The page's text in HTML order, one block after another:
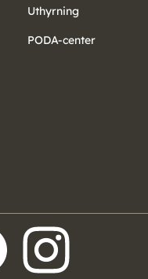
Uthyrning
PODA-center